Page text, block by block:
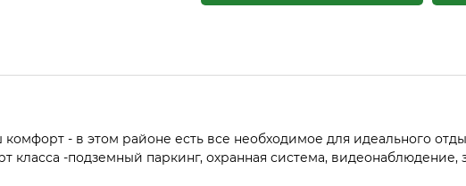
- в этом районе есть все необходимое для идеального
-подземный паркинг, охранная система, видеонаблюдение,